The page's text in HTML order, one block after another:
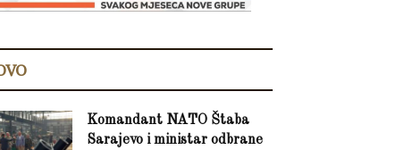
Komandant NATO Štaba
Sarajevo i ministar odbrane